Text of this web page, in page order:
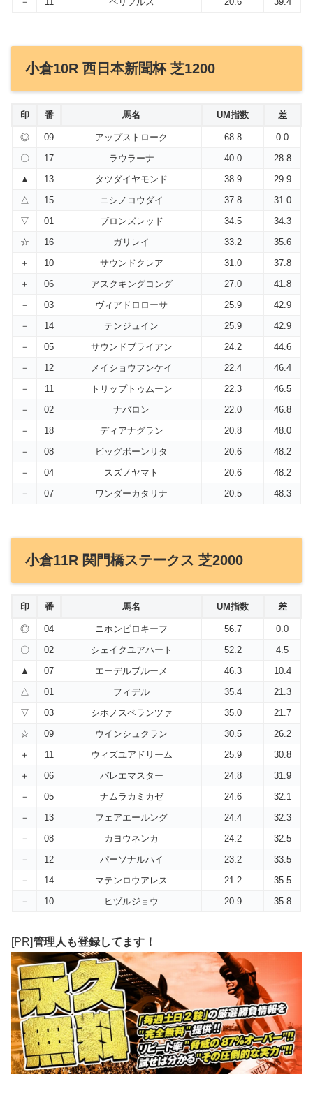
小倉10R 西日本新聞杯 芝1200
印 番 馬名 UM指数 差
◎ 09 アップストローク 68.8
0.0
〇
17 ラウラーナ 40.0
28.8
▲
13 タツダイヤモンド 38.9
29.9
△
15 ニシノコウダイ 37.8
31.0
▽
01 ブロンズレッド 34.5
34.3
☆
16 ガリレイ 33.2
35.6
＋
10 サウンドクレア 31.0
37.8
＋
06 アスクキングコング 27.0
41.8
－
03 ヴィアドロローサ 25.9
42.9
－
14 テンジュイン 25.9
42.9
－
05 サウンドブライアン 24.2
44.6
－
12 メイショウフンケイ 22.4
46.4
－
11 トリップトゥムーン 22.3
46.5
－
02 ナバロン 22.0
46.8
－
18 ディアナグラン 20.8
48.0
－
08 ビッグボーンリタ 20.6
48.2
－
04 スズノヤマト 20.6
48.2
－
07 ワンダーカタリナ 20.5 48.3
小倉11R 関門橋ステークス 芝2000
印 番 馬名 UM指数 差
◎ 04 ニホンピロキーフ 56.7
0.0
〇
02 シェイクユアハート 52.2
4.5
▲
07 エーデルブルーメ 46.3
10.4
△
01 フィデル 35.4
21.3
▽
03 シホノスペランツァ 35.0
21.7
☆
09 ウインシュクラン 30.5
26.2
＋
11 ウィズユアドリーム 25.9
30.8
＋
06 バレエマスター 24.8
31.9
－
05 ナムラカミカゼ 24.6
32.1
－
13 フェアエールング 24.4
32.3
－
08 カヨウネンカ 24.2
32.5
－
12 パーソナルハイ 23.2
33.5
－
14 マテンロウアレス 21.2
35.5
－
10 ヒヅルジョウ 20.9 35.8
[PR]管理人も登録してます！